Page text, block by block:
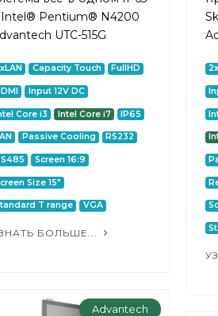
Intel® Pentium® N4200
UTC-515G
Capacity Touch FullHD
Input 12V DC
Core i3 Intel Core i7 IP65
Passive Cooling RS232
Screen 16:9
Size 15"
T range VGA
БОЛЬШЕ...
Advantech